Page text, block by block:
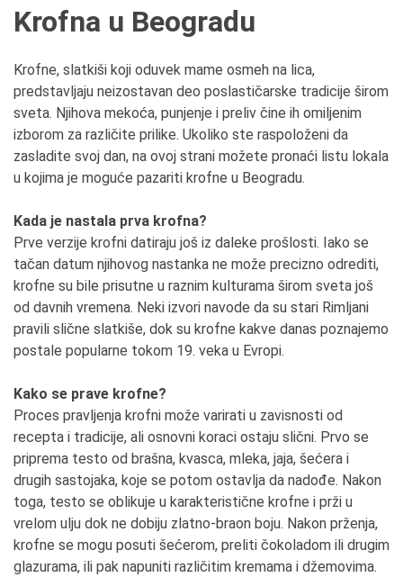
Krofna u Beogradu
Krofne, slatkiši koji oduvek mame osmeh na lica,
predstavljaju neizostavan deo poslastičarske tradicije širom
sveta. Njihova mekoća, punjenje i preliv čine ih omiljenim
izborom za različite prilike. Ukoliko ste raspoloženi da
zasladite svoj dan, na ovoj strani možete pronaći listu lokala
u kojima je moguće pazariti krofne u Beogradu.
Kada je nastala prva krofna?
Prve verzije krofni datiraju još iz daleke prošlosti. Iako se
tačan datum njihovog nastanka ne može precizno odrediti,
krofne su bile prisutne u raznim kulturama širom sveta još
od davnih vremena. Neki izvori navode da su stari Rimljani
pravili slične slatkiše, dok su krofne kakve danas poznajemo
postale popularne tokom 19. veka u Evropi.
Kako se prave krofne?
Proces pravljenja krofni može varirati u zavisnosti od
recepta i tradicije, ali osnovni koraci ostaju slični. Prvo se
priprema testo od brašna, kvasca, mleka, jaja, šećera i
drugih sastojaka, koje se potom ostavlja da nadođe. Nakon
toga, testo se oblikuje u karakteristične krofne i prži u
vrelom ulju dok ne dobiju zlatno-braon boju. Nakon prženja,
krofne se mogu posuti šećerom, preliti čokoladom ili drugim
glazurama, ili pak napuniti različitim kremama i džemovima.